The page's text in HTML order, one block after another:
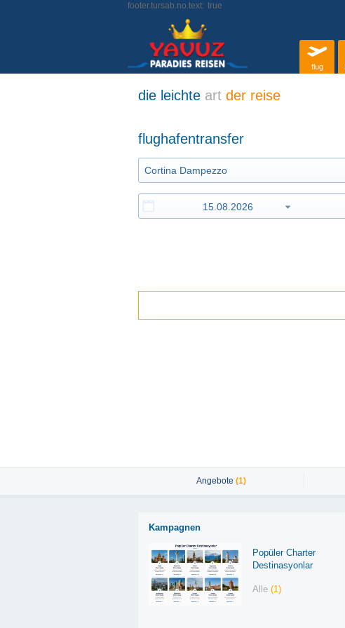
footer.tursab.no.text: true
flug
die leichte art der reise
flughafentransfer
Angebote (1)
Kampagnen
Popüler Charter
Destinasyonlar
Alle(1)